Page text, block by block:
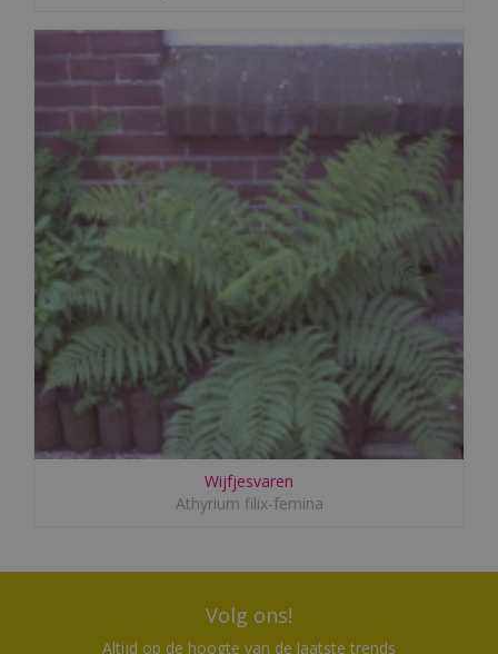
Wijfjesvaren
Athyrium filix-femina
Volg ons!
Altijd op de hoogte van de laatste trends